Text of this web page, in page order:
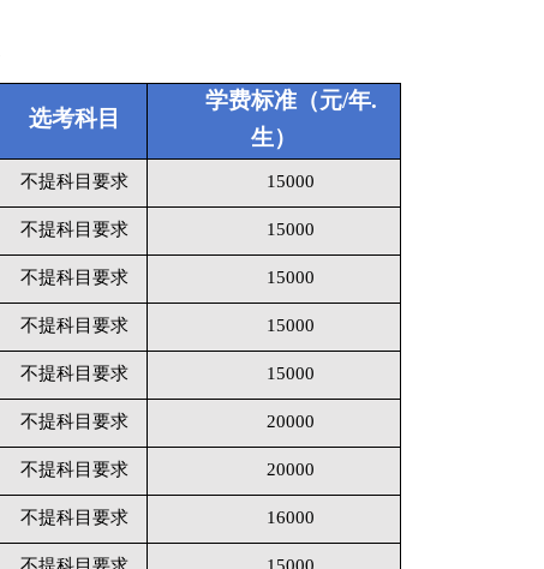
选考科目
学费标准（元/年.
生）
不提科目要求 15000
不提科目要求 15000
不提科目要求 15000
不提科目要求 15000
不提科目要求 15000
不提科目要求 20000
不提科目要求 20000
不提科目要求 16000